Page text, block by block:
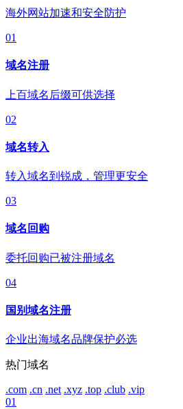
海外网站加速和安全防护
01
域名注册
上百域名后缀可供选择
02
域名转入
转入域名到锐成，管理更安全
03
域名回购
委托回购已被注册域名
04
国别域名注册
企业出海域名品牌保护必选
热门域名
.com .cn .net .xyz .top .club .vip
01